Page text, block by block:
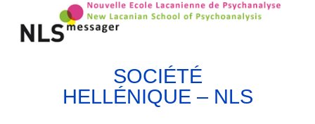
SOCIÉTÉ
HELLÉNIQUE – NLS